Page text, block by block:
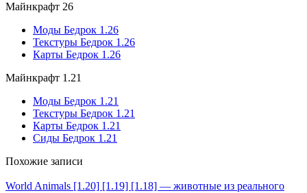
Майнкрафт 26
Моды Бедрок 1.26
Текстуры Бедрок 1.26
Карты Бедрок 1.26
Майнкрафт 1.21
Моды Бедрок 1.21
Текстуры Бедрок 1.21
Карты Бедрок 1.21
Сиды Бедрок 1.21
Похожие записи
World Animals [1.20] [1.19] [1.18] — животные из реального